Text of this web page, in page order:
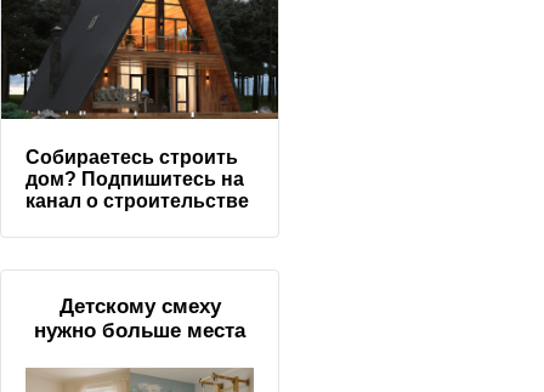
Собираетесь строить
дом? Подпишитесь на
канал о строительстве
Детскому смеху
нужно больше места